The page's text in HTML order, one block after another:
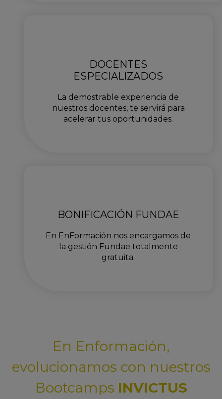
DOCENTES
ESPECIALIZADOS
La demostrable experiencia de
nuestros docentes, te servirá para
acelerar tus oportunidades.
BONIFICACIÓN FUNDAE
En EnFormación nos encargamos de
la gestión Fundae totalmente
gratuita.
En Enformación,
evolucionamos con nuestros
Bootcamps INVICTUS